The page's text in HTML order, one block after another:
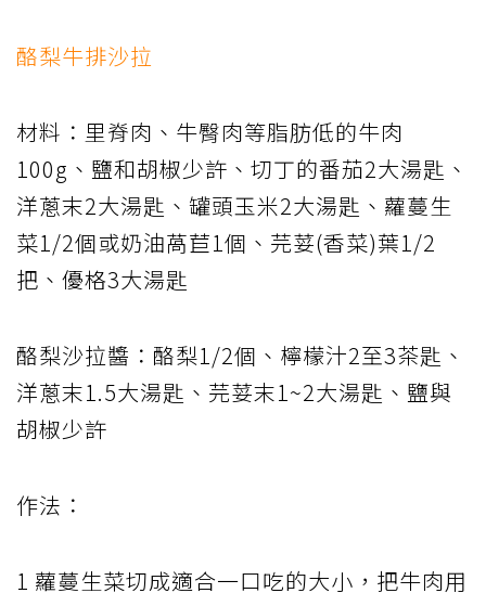
酪梨牛排沙拉
材料：里脊肉、牛臀肉等脂肪低的牛肉
100g、鹽和胡椒少許、切丁的番茄2大湯匙、
洋蔥末2大湯匙、罐頭玉米2大湯匙、蘿蔓生
菜1/2個或奶油萵苣1個、芫荽(香菜)葉1/2
把、優格3大湯匙
酪梨沙拉醬：酪梨1/2個、檸檬汁2至3茶匙、
洋蔥末1.5大湯匙、芫荽末1~2大湯匙、鹽與
胡椒少許
作法：
1 蘿蔓生菜切成適合一口吃的大小，把牛肉用